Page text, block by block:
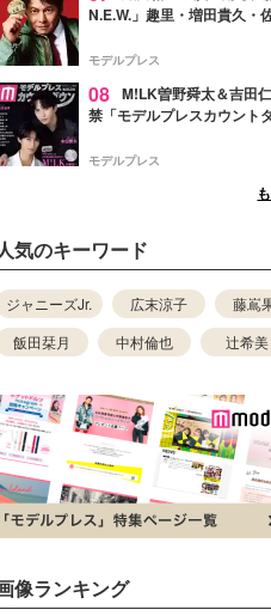
N.E.W.」趣里・増田貴久・
徴する“謎のキーワード”も
モデルプレス
08 M!LK曽野舜太＆吉田
禁「モデルプレスカウント
モデルプレス
気のキーワード
ジャニーズJr. 広末涼子
藤嶌
飯田栞月
中村倫也 辻希美
像ランキング